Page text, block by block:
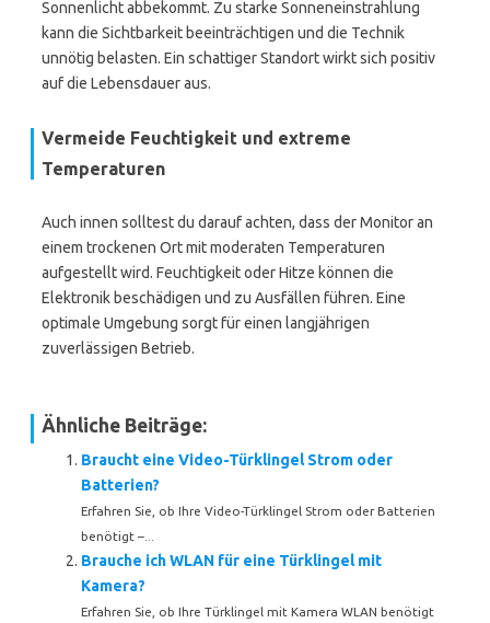
Sonnenlicht abbekommt. Zu starke Sonneneinstrahlung
kann die Sichtbarkeit beeinträchtigen und die Technik
unnötig belasten. Ein schattiger Standort wirkt sich positiv
auf die Lebensdauer aus.
Vermeide Feuchtigkeit und extreme
Temperaturen
Auch innen solltest du darauf achten, dass der Monitor an
einem trockenen Ort mit moderaten Temperaturen
aufgestellt wird. Feuchtigkeit oder Hitze können die
Elektronik beschädigen und zu Ausfällen führen. Eine
optimale Umgebung sorgt für einen langjährigen
zuverlässigen Betrieb.
Ähnliche Beiträge:
Braucht eine Video-Türklingel Strom oder
Batterien?
Erfahren Sie, ob Ihre Video-Türklingel Strom oder Batterien
benötigt –...
Brauche ich WLAN für eine Türklingel mit
Kamera?
Erfahren Sie, ob Ihre Türklingel mit Kamera WLAN benötigt